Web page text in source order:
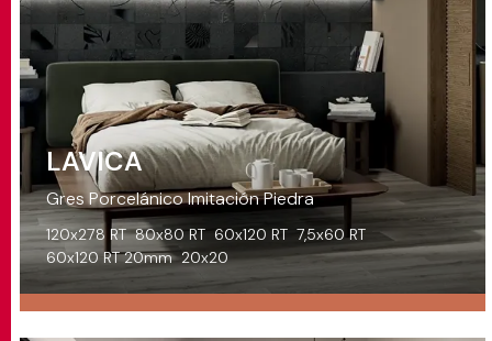
LAVICA
Gres Porcelánico Imitación Piedra
120x278 RT 80x80 RT 60x120 RT 7,5x60 RT
60x120 RT 20mm 20x20